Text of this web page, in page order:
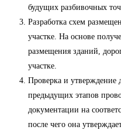
будущих разбивочных
Разработка схем
участке. На основе
размещения зданий,
участке.
Проверка и утверждение
предыдущих этапов
документации на
после чего она